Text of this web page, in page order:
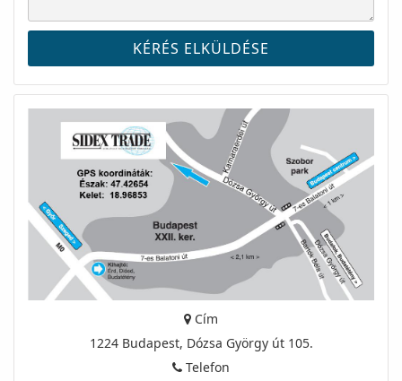
Cím
1224 Budapest, Dózsa György út 105.
Telefon